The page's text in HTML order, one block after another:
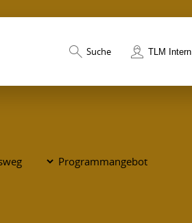
Suche TLM Intern